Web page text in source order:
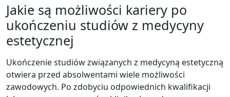
Jakie są możliwości kariery po
ukończeniu studiów z medycyny
estetycznej
Ukończenie studiów związanych z medycyną estetyczną
otwiera przed absolwentami wiele możliwości
zawodowych. Po zdobyciu odpowiednich kwalifikacji